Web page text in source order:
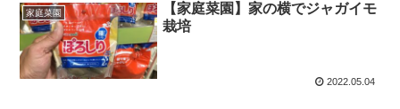
家庭菜園
【家庭菜園】家の横でジャガイモ
栽培
2022.05.04